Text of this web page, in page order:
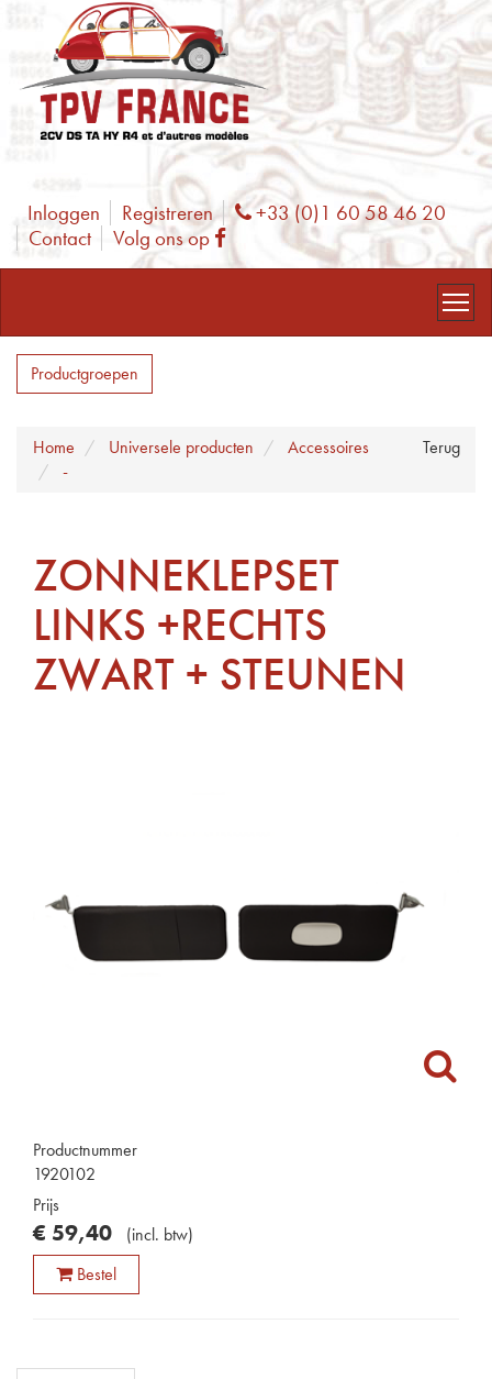
Inloggen Registreren Phone
+33 (0)1 60 58 46 20
Contact
Volg ons op Facebook
Productgroepen
Terug
Home Universele producten
Accessoires
-
ZONNEKLEPSET
LINKS +RECHTS
ZWART + STEUNEN
Productnummer
1920102
Prijs
€ 59,40 (incl. btw)
Bestel